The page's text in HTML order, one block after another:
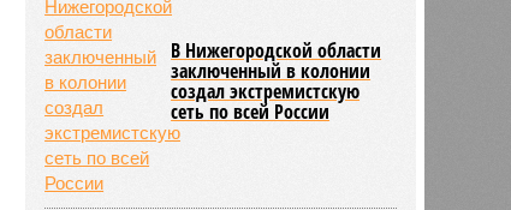
В Нижегородской области
заключенный в колонии
создал экстремистскую
сеть по всей России